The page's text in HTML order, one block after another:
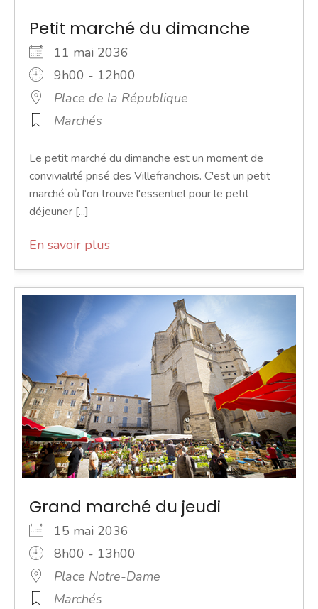
Petit marché du dimanche
11 mai 2036
9h00 - 12h00
Place de la République
Marchés
Le petit marché du dimanche est un moment de
convivialité prisé des Villefranchois. C'est un petit
marché où l'on trouve l'essentiel pour le petit
déjeuner [...]
En savoir plus
Grand marché du jeudi
15 mai 2036
8h00 - 13h00
Place Notre-Dame
Marchés